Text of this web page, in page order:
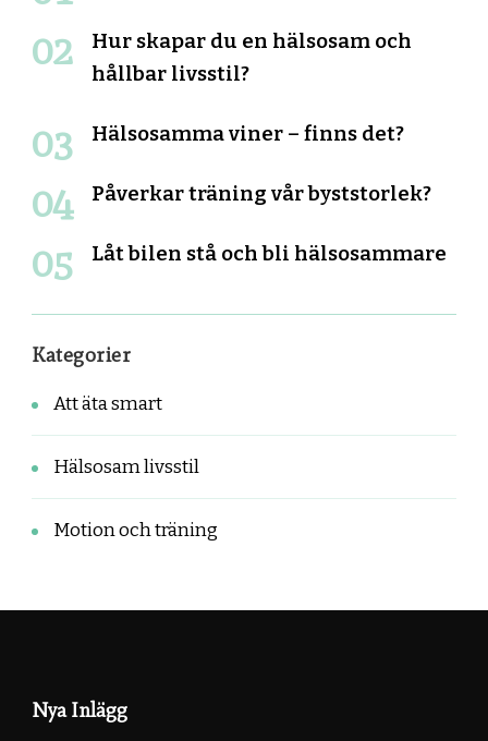
Hur skapar du en hälsosam och
hållbar livsstil?
Hälsosamma viner – finns det?
Påverkar träning vår byststorlek?
Låt bilen stå och bli hälsosammare
Kategorier
Att äta smart
Hälsosam livsstil
Motion och träning
Nya Inlägg